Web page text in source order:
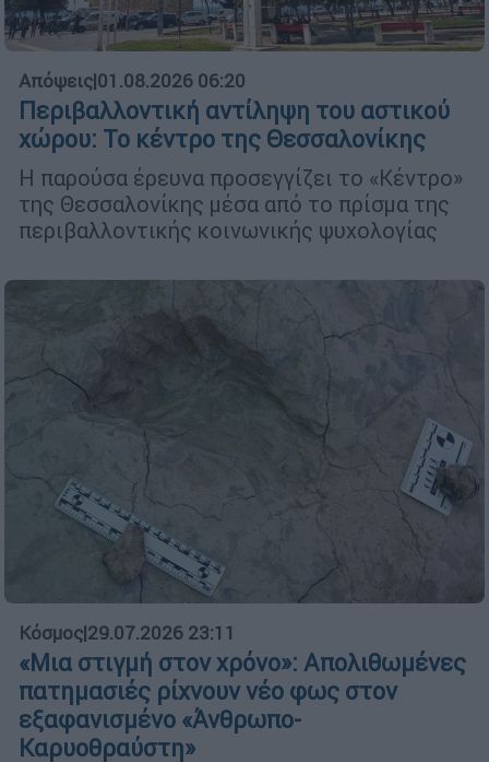
Απόψεις|01.08.2026 06:20
Περιβαλλοντική αντίληψη του αστικού
χώρου: Το κέντρο της Θεσσαλονίκης
Η παρούσα έρευνα προσεγγίζει το «Κέντρο»
της Θεσσαλονίκης μέσα από το πρίσμα της
περιβαλλοντικής κοινωνικής ψυχολογίας
Κόσμος|29.07.2026 23:11
«Μια στιγμή στον χρόνο»: Απολιθωμένες
πατημασιές ρίχνουν νέο φως στον
εξαφανισμένο «Άνθρωπο-
Καρυοθραύστη»